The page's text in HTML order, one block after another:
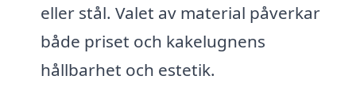
eller stål. Valet av material påverkar
både priset och kakelugnens
hållbarhet och estetik.